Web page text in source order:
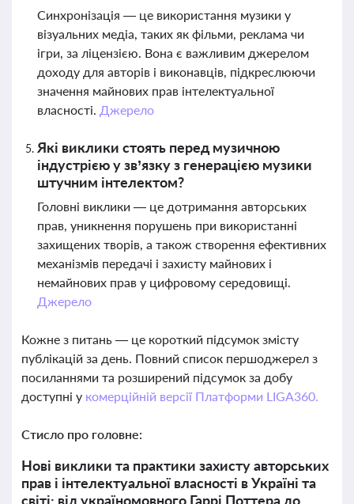
Синхронізація — це використання музики у
візуальних медіа, таких як фільми, реклама чи
ігри, за ліцензією. Вона є важливим джерелом
доходу для авторів і виконавців, підкреслюючи
значення майнових прав інтелектуальної
власності. Джерело
Які виклики стоять перед музичною
індустрією у зв’язку з генерацією музики
штучним інтелектом?
Головні виклики — це дотримання авторських
прав, уникнення порушень при використанні
захищених творів, а також створення ефективних
механізмів передачі і захисту майнових і
немайнових прав у цифровому середовищі.
Джерело
Кожне з питань — це короткий підсумок змісту
публікацій за день. Повний список першоджерел з
посиланнями та розширений підсумок за добу
доступні у комерційній версії Платформи LIGA360.
Стисло про головне:
Нові виклики та практики захисту авторських
прав і інтелектуальної власності в Україні та
світі: від україномовного Гаррі Поттера до